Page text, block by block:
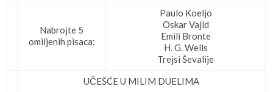
Nabrojte 5
omiljenih pisaca:
Paulo Koeljo
Oskar Vajld
Emili Bronte
H. G. Wells
Trejsi Ševalije
UČEŠĆE U MILIM DUELIMA